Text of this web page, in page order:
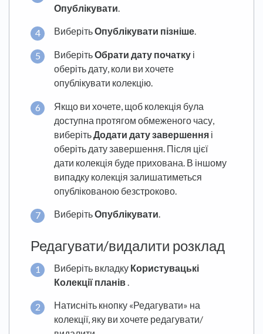
Опублікувати.
ВиберітьОпублікувати пізніше.
ВиберітьОбрати дату початку і
оберіть дату, коли ви хочете
опублікувати колекцію.
Якщо ви хочете, щоб колекція була
доступна протягом обмеженого часу,
виберіть Додати дату завершення і
оберіть дату завершення. Після цієї
дати колекція буде прихована. В іншому
випадку колекція залишатиметься
опублікованою безстроково.
ВиберітьОпублікувати.
Редагувати/видалити розклад
Виберіть вкладку Користувацькі
Колекції планів
Натисніть кнопку «Редагувати» на
колекції, яку ви хочете редагувати/